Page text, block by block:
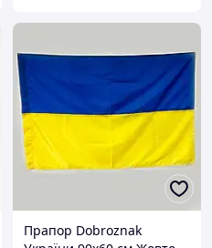
Прапор Dobroznak